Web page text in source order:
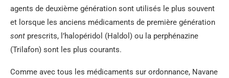
agents de deuxième génération sont utilisés le plus souvent
et lorsque les anciens médicaments de première génération
sont prescrits, l’halopéridol (Haldol) ou la perphénazine
(Trilafon) sont les plus courants.
Comme avec tous les médicaments sur ordonnance, Navane